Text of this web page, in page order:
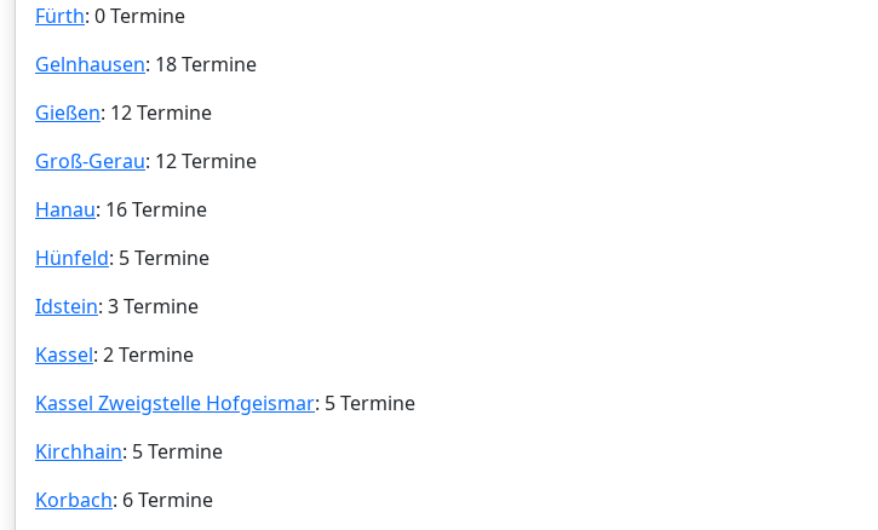
Fürth: 0 Termine
Gelnhausen: 18 Termine
Gießen: 12 Termine
Groß-Gerau: 12 Termine
Hanau: 16 Termine
Hünfeld: 5 Termine
Idstein: 3 Termine
Kassel: 2 Termine
Kassel Zweigstelle Hofgeismar: 5 Termine
Kirchhain: 5 Termine
Korbach: 6 Termine